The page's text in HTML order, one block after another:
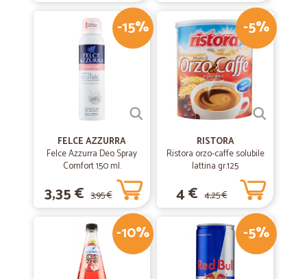
-15%
FELCE AZZURRA
Felce Azzurra Deo Spray
Comfort 150 ml.
3,35 € 3,95 €
-5%
RISTORA
Ristora orzo-caffe solubile
lattina gr.125
4 € 4,25 €
-10% -5%